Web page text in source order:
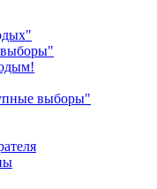
выборы"